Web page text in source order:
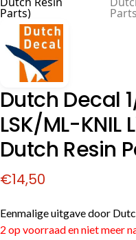
Dutch Decal
LSK/ML-KNIL
Dutch Resin
€14,50
Eenmalige uitgave door
2 op voorraad en niet meer